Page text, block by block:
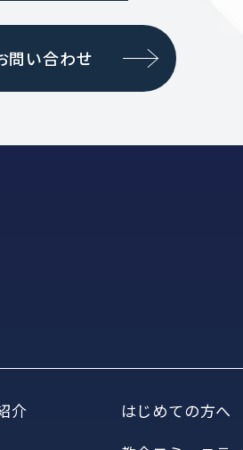
問い合わせ
介
はじめての方へ